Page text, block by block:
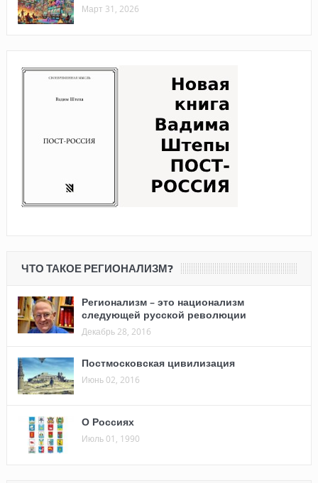
Март 31, 2026
ЧТО ТАКОЕ РЕГИОНАЛИЗМ?
Регионализм – это национализм
следующей русской революции
Декабрь 28, 2016
Постмосковская цивилизация
Июнь 02, 2016
О Россиях
Июль 01, 1990